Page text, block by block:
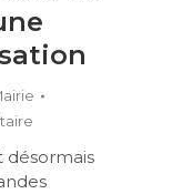
désormais